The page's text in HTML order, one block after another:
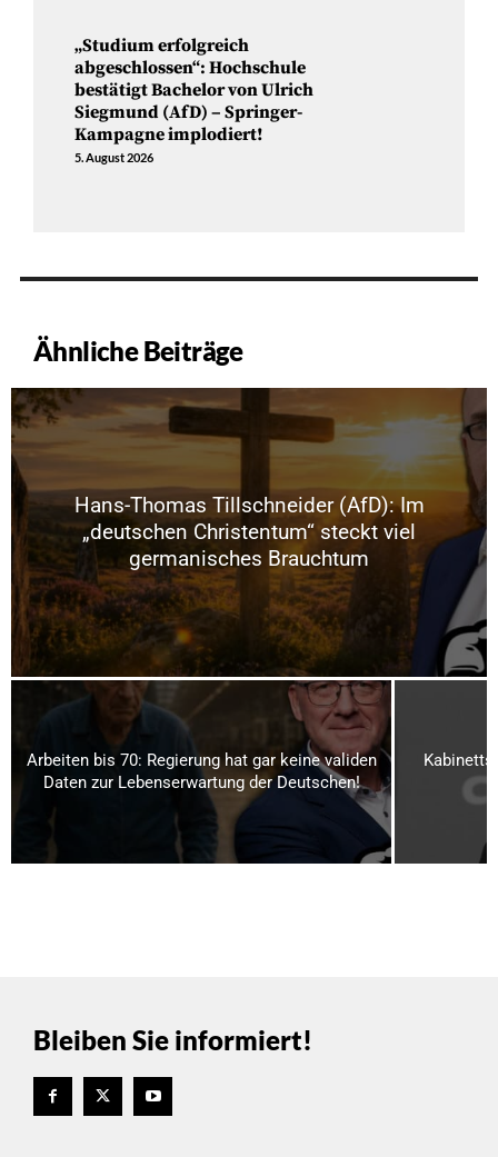
„Studium erfolgreich
abgeschlossen“: Hochschule
bestätigt Bachelor von Ulrich
Siegmund (AfD) – Springer-
Kampagne implodiert!
5. August 2026
Ähnliche Beiträge
Hans-Thomas Tillschneider (AfD): Im
„deutschen Christentum“ steckt viel
germanisches Brauchtum
Arbeiten bis 70: Regierung hat gar keine validen
Daten zur Lebenserwartung der Deutschen!
Bleiben Sie informiert!